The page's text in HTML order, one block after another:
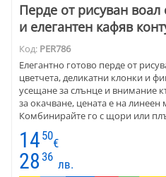
Перде от рисуван
и елегантен кафяв
Код: PER786
Елегантно готово перде от
цветчета, деликатни клонки и
усещане за слънце и внимание
за окачване, цената е на
Комбинирайте го с щори или
бежово-кафява гама.
14 50
€
28 36
лв.